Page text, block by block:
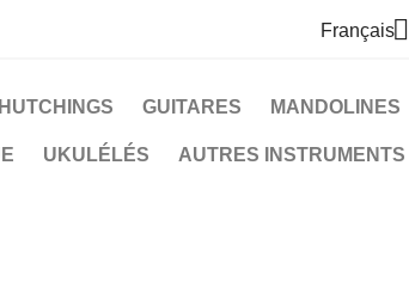
Français
GUITARES MANDOLINES
UKULÉLÉS AUTRES INSTRUMENTS